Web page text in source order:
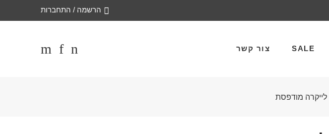
הרשמה / התחברות
SALE צור קשר
לייקרה מודפסת